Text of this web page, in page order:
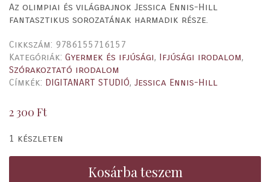
Az olimpiai és világbajnok Jessica Ennis-Hill
fantasztikus sorozatának harmadik része.
Cikkszám: 9786155716157
Kategóriák: Gyermek és ifjúsági, Ifjúsági irodalom,
Szórakoztató irodalom
Címkék: DIGITANART STUDIÓ, Jessica Ennis-Hill
2 300 Ft
1 készleten
Kosárba teszem